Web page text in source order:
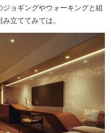
ョギングやウォーキングと組
立ててみては。